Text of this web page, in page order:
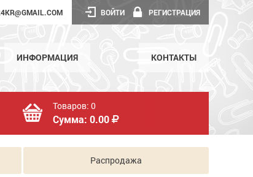
ВОЙТИ РЕГИСТРАЦИЯ
ИНФОРМАЦИЯ КОНТАКТЫ
Товаров: 0
Сумма: 0.00
Распродажа